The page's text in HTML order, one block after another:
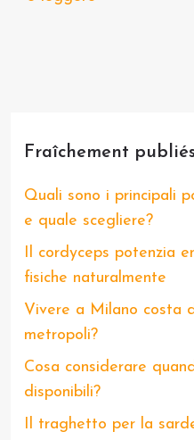
Fraîchement
Quali sono i principali
e quale scegliere?
Il cordyceps potenzia
fisiche naturalmente
Vivere a Milano costa
metropoli?
Cosa considerare
disponibili?
Il traghetto per la